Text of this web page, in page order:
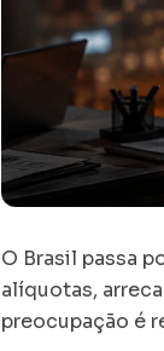
O Brasil passa
alíquotas,
preocupação é